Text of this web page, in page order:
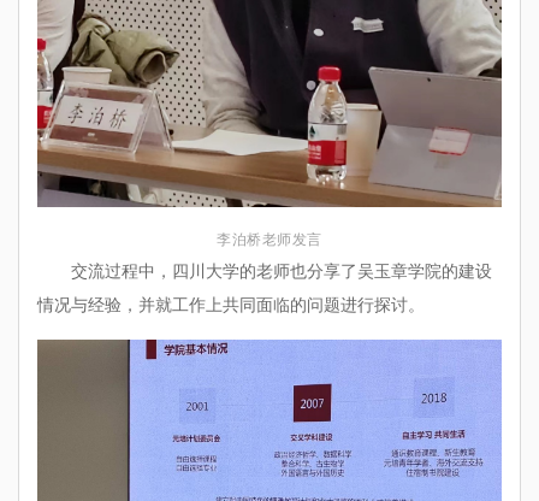
李泊桥老师发言
交流过程中，四川大学的老师也分享了吴玉章学院的建设
情况与经验，并就工作上共同面临的问题进行探讨。